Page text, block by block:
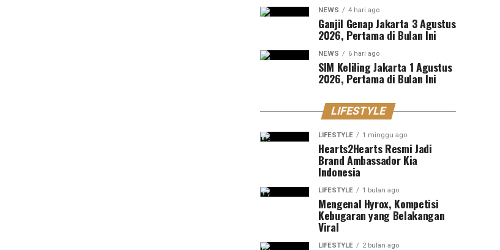
NEWS 4 hari ago
Ganjil Genap Jakarta 3 Agustus
2026, Pertama di Bulan Ini
NEWS 6 hari ago
SIM Keliling Jakarta 1 Agustus
2026, Pertama di Bulan Ini
LIFESTYLE
LIFESTYLE 1 minggu ago
Hearts2Hearts Resmi Jadi
Brand Ambassador Kia
Indonesia
LIFESTYLE 1 bulan ago
Mengenal Hyrox, Kompetisi
Kebugaran yang Belakangan
Viral
LIFESTYLE 2 bulan ago